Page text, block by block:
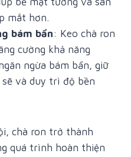
mắt hơn.
bám bẩn: Keo chà ron
cường khả năng
ngừa bám bẩn, giữ
và duy trì độ bền
chà ron trở thành
quá trình hoàn thiện